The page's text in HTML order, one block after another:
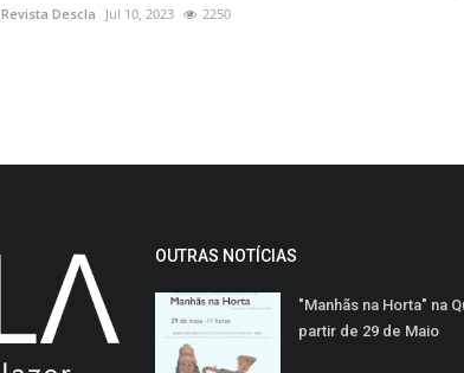
Revista Descla Jul 10, 2023 2250
OUTRAS NOTÍCIAS
"Manhãs na Horta" na
partir de 29 de Maio